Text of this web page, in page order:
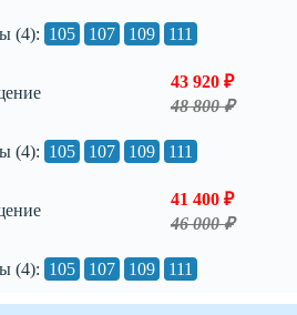
(4): 105 107 109 111
43 920 ₽
48 800 ₽
(4): 105 107 109 111
41 400 ₽
46 000 ₽
(4): 105 107 109 111